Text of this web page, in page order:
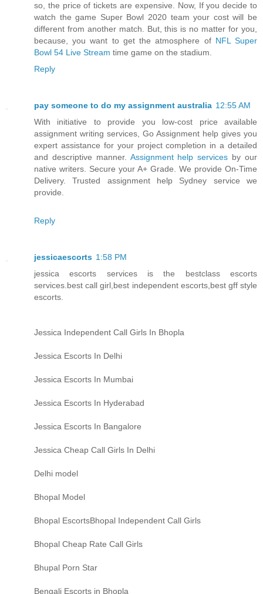
so, the price of tickets are expensive. Now, If you decide to
watch the game Super Bowl 2020 team your cost will be
different from another match. But, this is no matter for you,
because, you want to get the atmosphere of NFL Super
Bowl 54 Live Stream time game on the stadium.
Reply
pay someone to do my assignment australia 12:55 AM
With initiative to provide you low-cost price available
assignment writing services, Go Assignment help gives you
expert assistance for your project completion in a detailed
and descriptive manner. Assignment help services by our
native writers. Secure your A+ Grade. We provide On-Time
Delivery. Trusted assignment help Sydney service we
provide.
Reply
jessicaescorts 1:58 PM
jessica escorts services is the bestclass escorts
services.best call girl,best independent escorts,best gff style
escorts.
Jessica Independent Call Girls In Bhopla
Jessica Escorts In Delhi
Jessica Escorts In Mumbai
Jessica Escorts In Hyderabad
Jessica Escorts In Bangalore
Jessica Cheap Call Girls In Delhi
Delhi model
Bhopal Model
Bhopal EscortsBhopal Independent Call Girls
Bhopal Cheap Rate Call Girls
Bhupal Porn Star
Bengali Escorts in Bhopla